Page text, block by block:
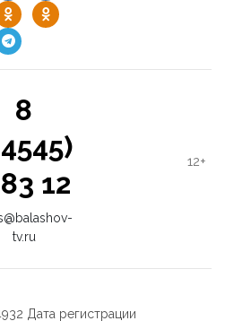
8
12
tv.ru
12+
Дата регистрации